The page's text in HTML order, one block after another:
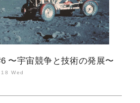
〜宇宙競争と技術の発展〜
Wed